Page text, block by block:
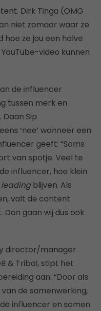
Dirk Tinga (OMG
niet zomaar waar ze
hoe ze jou een halve
video kunnen
de influencer
tussen merk en
Sip
‘nee’ wanneer een
geeft: “Soms
van spotje. Veel te
influencer, hoe klein
leadingblijven. Als
valt de content
Dan gaan wij dus ook
director/manager
& Tribal, stipt het
aan: “Door als
de samenwerking,
influencer en samen